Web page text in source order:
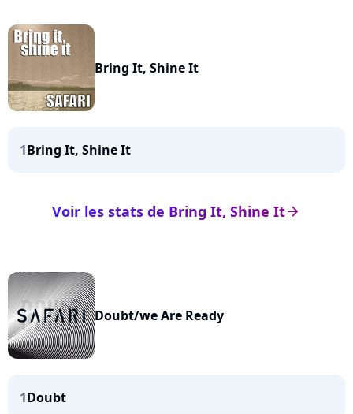
Bring It, Shine It
1Bring It, Shine It
arrow_right
Voir les stats de Bring It, Shine It
Doubt/we Are Ready
1Doubt